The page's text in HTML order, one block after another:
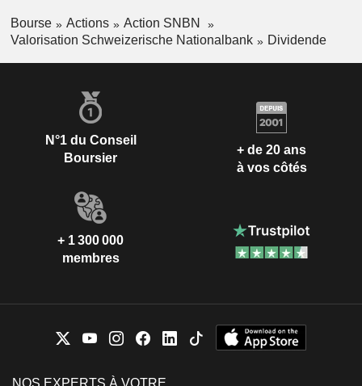
Bourse Actions
Action SNBN
Valorisation Schweizerische Nationalbank
Dividende
N°1 du Conseil
Boursier
+ de 20 ans
à vos côtés
+ 1 300 000
membres
NOS EXPERTS À VOTRE